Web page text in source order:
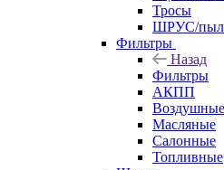
Тросы
ШРУС/
Фильтры
Назад
Фильтры
АКПП
Воздушные
Масляные
Салонные
Топливные